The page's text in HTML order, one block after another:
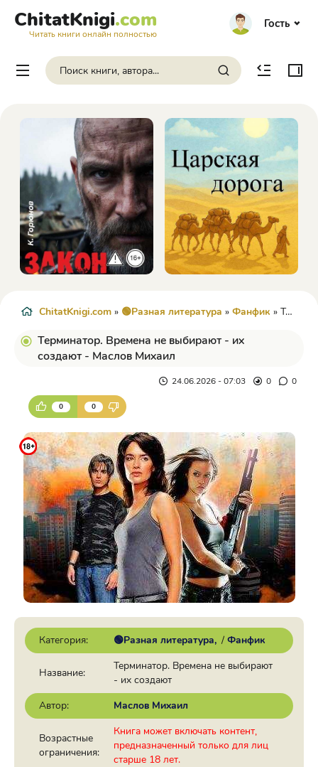
ChitatKnigi.com
Читать книги онлайн полностью
Гость
ChitatKnigi.com » 🟢Разная литература » Фанфик » Терминатор. Времена не выбирают - их создают - Маслов Михаил
Терминатор. Времена не выбирают - их
создают - Маслов Михаил
24.06.2026 - 07:03 0 0
0 0
Категория: 🟢Разная литература / Фанфик
Название:
Терминатор. Времена не выбирают
- их создают
Автор:
Маслов Михаил
Возрастные
ограничения:
Книга может включать контент,
предназначенный только для лиц
старше 18 лет.